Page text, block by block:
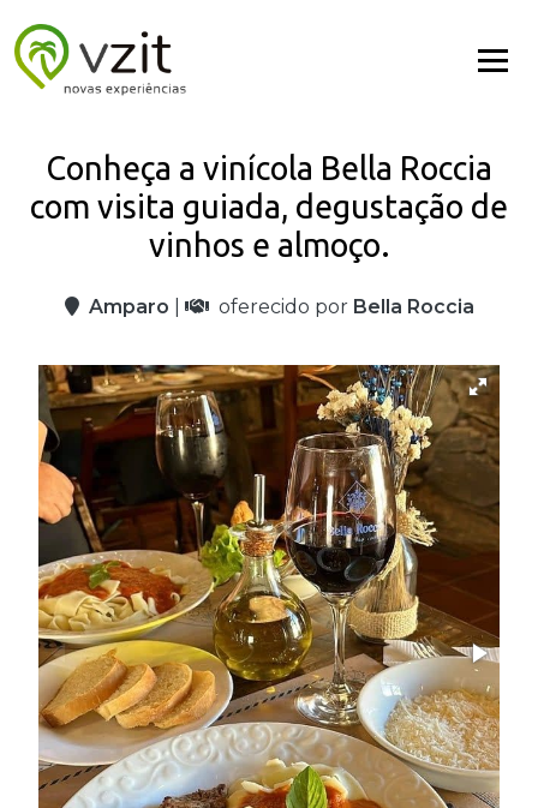
Conheça a vinícola Bella Roccia
com visita guiada, degustação de
vinhos e almoço.
Amparo oferecido por Bella Roccia